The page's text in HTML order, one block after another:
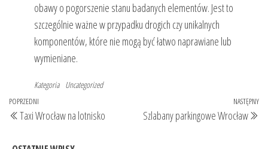
obawy o pogorszenie stanu badanych elementów. Jest to
szczególnie ważne w przypadku drogich czy unikalnych
komponentów, które nie mogą być łatwo naprawiane lub
wymieniane.
Kategoria Uncategorized
Nawigacja
wpisu
Poprzedni
wpis
POPRZEDNI
Taxi Wrocław na lotnisko
NASTĘPNY
Szlabany parkingowe Wrocław